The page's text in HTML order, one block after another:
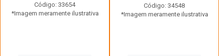
Código: 33654
*Imagem meramente ilustrativa
Código: 34548
*Imagem meramente ilustrativa